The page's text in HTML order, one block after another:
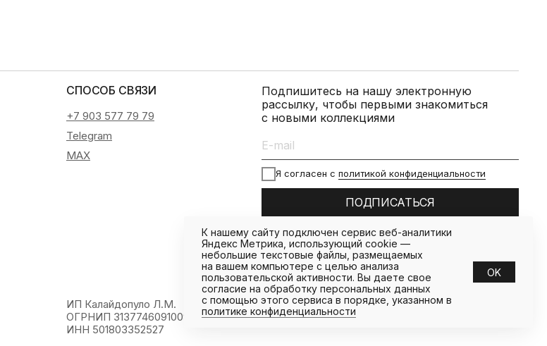
СПОСОБ СВЯЗИ
Telegram
MAX
+7 903 577 79 79
ИП Калайдопуло Л.М.
ОГРНИП 313774609100995
ИНН 501803352527
Подпишитесь на нашу электронную
рассылку, чтобы первыми знакомиться
с новыми коллекциями
Я согласен с политикой конфиденциальности
ПОДПИСАТЬСЯ
К нашему сайту подключен сервис веб-аналитики
Яндекс Метрика, использующий cookie —
небольшие текстовые файлы, размещаемых
на вашем компьютере с целью анализа
пользовательской активности. Вы даете свое
согласие на обработку персональных данных
с помощью этого сервиса в порядке, указанном в
политике конфиденциальности
OK